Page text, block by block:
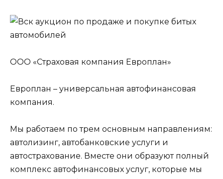
ООО «Страховая компания Европлан»
Европлан – универсальная автофинансовая
компания.
Мы работаем по трем основным направлениям:
автолизинг, автобанковские услуги и
автострахование. Вместе они образуют полный
комплекс автофинансовых услуг, которые мы